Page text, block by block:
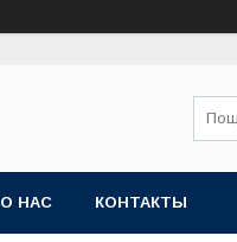
О НАС КОНТАКТЫ